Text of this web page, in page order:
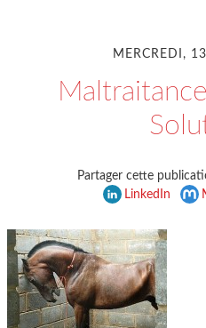
MERCREDI,
Partager cette
LinkedIn